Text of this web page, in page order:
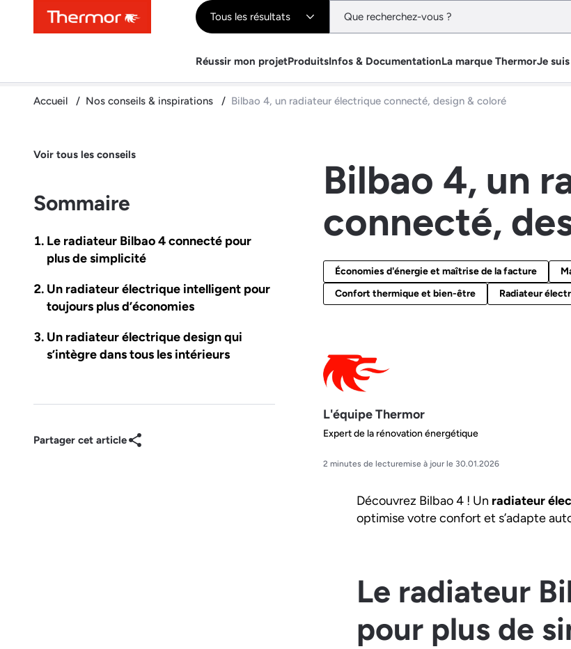
ContenuMenuRecherche Tous les résultats
Réussir mon projetProduitsInfos & DocumentationLa marque ThermorJe
Accueil Nos conseils & inspirations Bilbao 4, un radiateur électrique connecté, design & coloré
Voir tous les conseils
Sommaire
Le radiateur Bilbao 4 connecté pour
plus de simplicité
Un radiateur électrique intelligent pour
toujours plus d’économies
Un radiateur électrique design qui
s’intègre dans tous les intérieurs
Partager cet article
Bilbao 4, un
connecté,
Économies d'énergie et maîtrise de la facture
Confort thermique et bien-être
Radiateur
L'équipe Thermor
Expert de la rénovation énergétique
2 minutes de lecturemise à jour le 30.01.2026
Découvrez Bilbao 4 ! Un radiateur
optimise votre confort et s’adapte
Le radiateur
pour plus de